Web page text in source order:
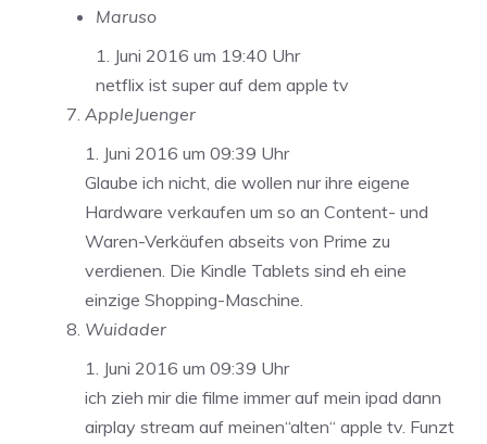
Maruso
1. Juni 2016 um 19:40 Uhr
netflix ist super auf dem apple tv
AppleJuenger
1. Juni 2016 um 09:39 Uhr
Glaube ich nicht, die wollen nur ihre eigene
Hardware verkaufen um so an Content- und
Waren-Verkäufen abseits von Prime zu
verdienen. Die Kindle Tablets sind eh eine
einzige Shopping-Maschine.
Wuidader
1. Juni 2016 um 09:39 Uhr
ich zieh mir die filme immer auf mein ipad dann
airplay stream auf meinen“alten“ apple tv. Funzt